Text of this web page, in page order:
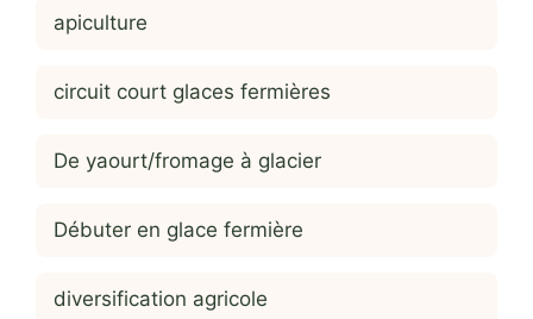
apiculture
circuit court glaces fermières
De yaourt/fromage à glacier
Débuter en glace fermière
diversification agricole